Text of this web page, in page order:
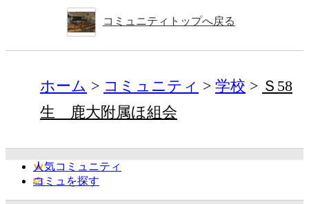
コミュニティトップへ戻る
ホーム コミュニティ 学校
Ｓ58
生 鹿大附属ほ組会
人気コミュニティ
コミュを探す